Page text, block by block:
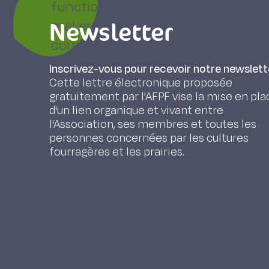
functions for all the stakeholders
makers, researchers, farming
companies and NGOs). Over 2,000
aspects of sustainability were
aspects > ecological aspects >
country and type of stakeholder.
recognized and appreciated by all
the importance of grassland in
van den Pol-van Dasselaar A., Parente G.,
Newsletter
Inscrivez-vous pour recevoir notre
Cette lettre électronique proposée
gratuitement par l'AFPF vise la mise en
d'un lien organique et vivant entre
l'Association, ses membres et toutes les
personnes concernées par les cultures
fourragères et les prairies.